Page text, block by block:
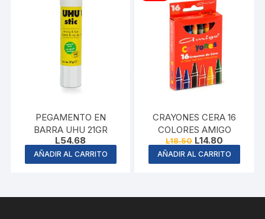
PEGAMENTO EN
BARRA UHU 21GR
L54.68
AÑADIR AL CARRITO
CRAYONES CERA 16
COLORES AMIGO
L18.50 Original
price
was:
L18.50.
L14.80
price
is:
L14.80.
AÑADIR AL CARRITO